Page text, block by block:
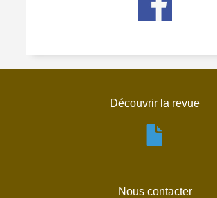
Découvrir la revue
Nous contacter